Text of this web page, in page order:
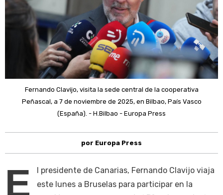
Fernando Clavijo, visita la sede central de la cooperativa
Peñascal, a 7 de noviembre de 2025, en Bilbao, País Vasco
(España). - H.Bilbao - Europa Press
por Europa Press
E
l presidente de Canarias, Fernando Clavijo viaja
este lunes a Bruselas para participar en la